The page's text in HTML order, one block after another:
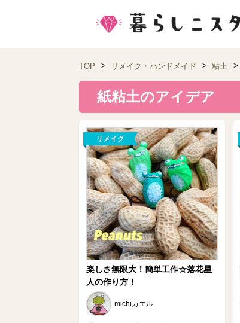
TOP リメイク・ハンドメイド 粘土
紙粘土のアイデア
リメイク
楽しさ無限大！簡単工作☆落花星
人の作り方！
michiカエル